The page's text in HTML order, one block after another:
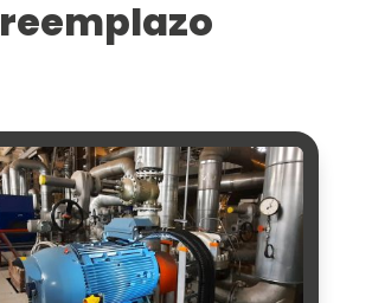
reemplazo